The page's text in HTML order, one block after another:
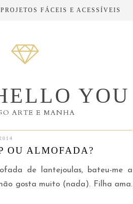
PROJETOS FÁCEIS E ACESSÍVEIS
YOU
ARTE E MANHA
OU ALMOFADA?
de lantejoulas, bateu-me a
gosta muito (nada). Filha ama.